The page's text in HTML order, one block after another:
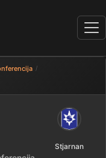
Stjarnan —
Stjarnan